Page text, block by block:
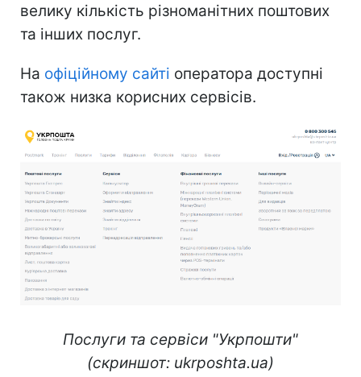
велику кількість різноманітних поштових
та інших послуг.
На офіційному сайті оператора доступні
також низка корисних сервісів.
Послуги та сервіси "Укрпошти"
(скриншот: ukrposhta.ua)